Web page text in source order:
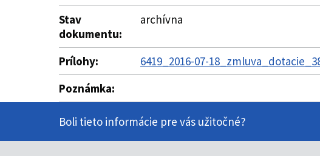
Stav
dokumentu:
archívna
Prílohy:
6419_2016-07-
Poznámka:
Boli tieto informácie pre vás užitočné?